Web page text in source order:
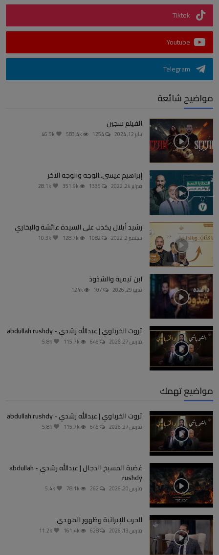
Tiktok
Youtube
Telegram
مواضيح شائعة
الفيلم سجين
يناير 12, 2024
إبراهيم عيسى..الوجه والوجه الآخر
فبراير 24, 2022
رشيد أيلال يكذب على السيدة عائشة والبخاري
سبتمبر 2, 2022
ابن تيمية والشذوذ
مايو 29, 2026
ثروت الخرباوي | عبدالله رشدي - abdullah rushdy
مارس 27, 2026
مواضيع تهمك
ثروت الخرباوي | عبدالله رشدي - abdullah rushdy
مارس 27, 2026
غضبة المسيخ الدجال | عبدالله رشدي - abdullah
rushdy
مارس 20, 2026
الحرب الإيرانية وظهور المهدي
مارس 13, 2026